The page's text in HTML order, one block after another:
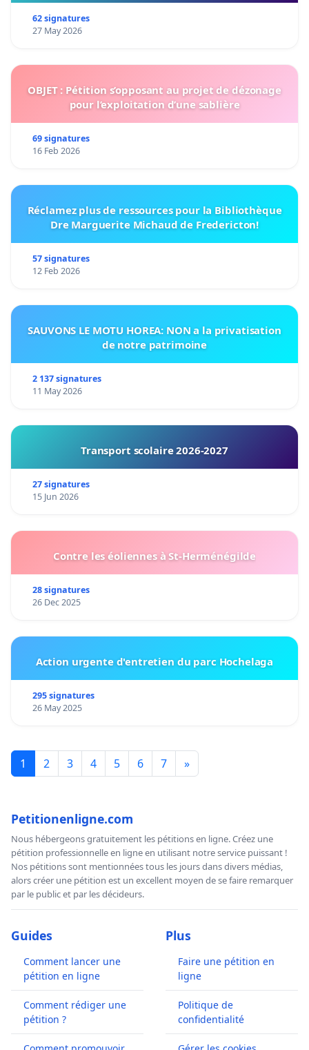
62 signatures
27 May 2026
OBJET : Pétition s’opposant au projet de dézonage
pour l’exploitation d’une sablière
69 signatures
16 Feb 2026
Réclamez plus de ressources pour la Bibliothèque
Dre Marguerite Michaud de Fredericton!
57 signatures
12 Feb 2026
SAUVONS LE MOTU HOREA: NON a la privatisation
de notre patrimoine
2 137 signatures
11 May 2026
Transport scolaire 2026-2027
27 signatures
15 Jun 2026
Contre les éoliennes à St-Herménégilde
28 signatures
26 Dec 2025
Action urgente d'entretien du parc Hochelaga
295 signatures
26 May 2025
1 2 3 4 5 6 7 »
Petitionenligne.com
Nous hébergeons gratuitement les pétitions en ligne. Créez une
pétition professionnelle en ligne en utilisant notre service puissant !
Nos pétitions sont mentionnées tous les jours dans divers médias,
alors créer une pétition est un excellent moyen de se faire remarquer
par le public et par les décideurs.
Guides
Comment lancer une
pétition en ligne
Comment rédiger une
pétition ?
Plus
Faire une pétition en
ligne
Politique de
confidentialité